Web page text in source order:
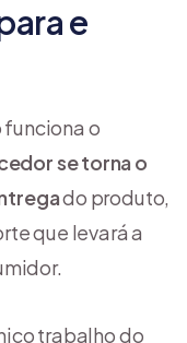
e
o
se torna o
do produto,
que levará a
trabalho do